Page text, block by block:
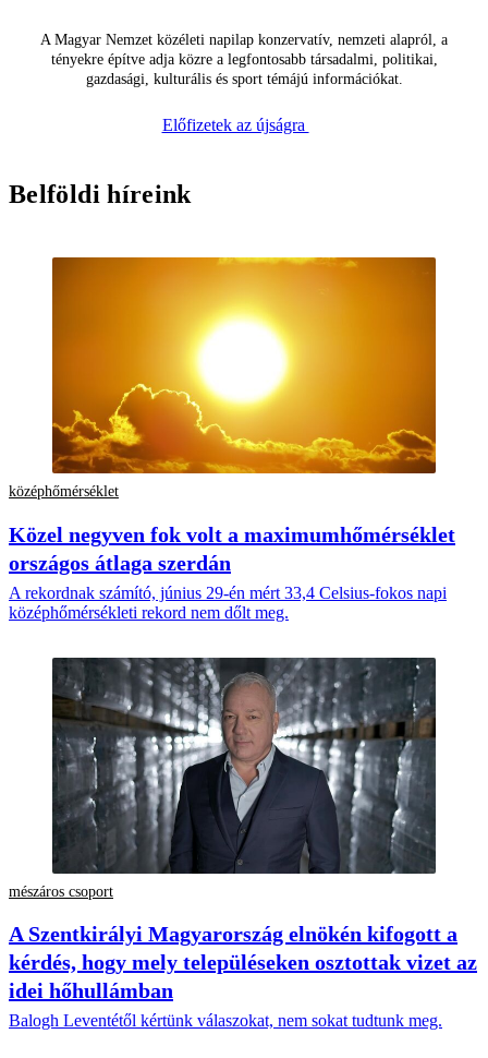
A Magyar Nemzet közéleti napilap konzervatív, nemzeti alapról, a
tényekre építve adja közre a legfontosabb társadalmi, politikai,
gazdasági, kulturális és sport témájú információkat.
Előfizetek az újságra
Belföldi híreink
középhőmérséklet
Közel negyven fok volt a maximumhőmérséklet
országos átlaga szerdán
A rekordnak számító, június 29-én mért 33,4 Celsius-fokos napi
középhőmérsékleti rekord nem dőlt meg.
mészáros csoport
A Szentkirályi Magyarország elnökén kifogott a
kérdés, hogy mely településeken osztottak vizet az
idei hőhullámban
Balogh Leventétől kértünk válaszokat, nem sokat tudtunk meg.